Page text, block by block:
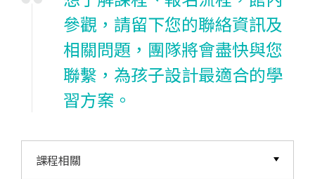
參觀，請留下您的聯絡資訊及
相關問題，團隊將會盡快與您
聯繫，為孩子設計最適合的學
習方案。